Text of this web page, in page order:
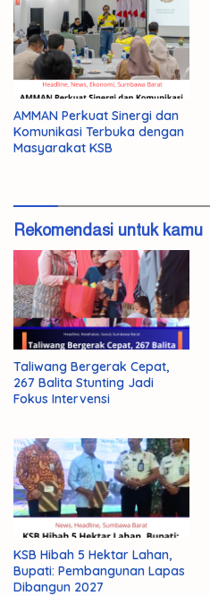
AMMAN Perkuat Sinergi dan
Komunikasi Terbuka dengan
Masyarakat KSB
Rekomendasi untuk kamu
Taliwang Bergerak Cepat,
267 Balita Stunting Jadi
Fokus Intervensi
KSB Hibah 5 Hektar Lahan,
Bupati: Pembangunan Lapas
Dibangun 2027